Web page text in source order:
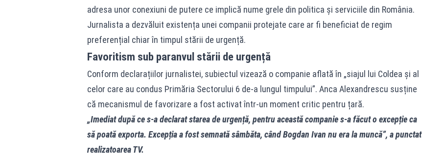
adresa unor conexiuni de putere ce implică nume grele din politica și serviciile din România.
Jurnalista a dezvăluit existența unei companii protejate care ar fi beneficiat de regim
preferențial chiar în timpul stării de urgență.
Favoritism sub paranvul stării de urgență
Conform declarațiilor jurnalistei, subiectul vizează o companie aflată în „siajul lui Coldea și al
celor care au condus Primăria Sectorului 6 de-a lungul timpului”. Anca Alexandrescu susține
că mecanismul de favorizare a fost activat într-un moment critic pentru țară.
„Imediat după ce s-a declarat starea de urgență, pentru această companie s-a făcut o excepție ca
să poată exporta. Excepția a fost semnată sâmbăta, când Bogdan Ivan nu era la muncă”, a punctat
realizatoarea TV.